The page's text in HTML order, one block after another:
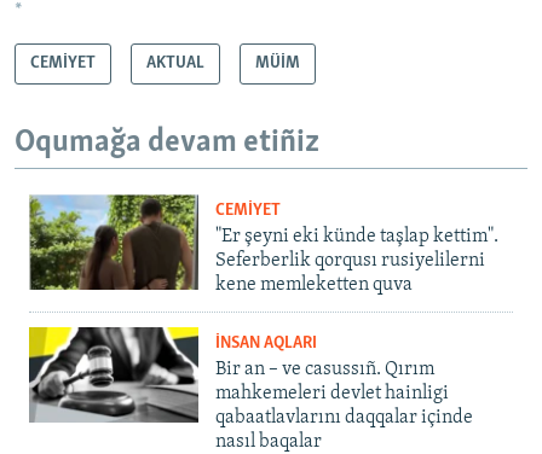
*
CEMİYET AKTUAL MÜİM
Oqumağa devam etiñiz
CEMİYET
"Er şeyni eki künde taşlap kettim".
Seferberlik qorqusı rusiyelilerni
kene memleketten quva
İNSAN AQLARI
Bir an – ve casussıñ. Qırım
mahkemeleri devlet hainligi
qabaatlavlarını daqqalar içinde
nasıl baqalar